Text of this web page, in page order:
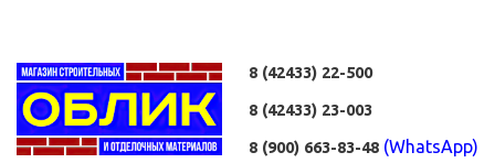
8 (42433) 22-500
8 (42433) 23-003
8 (900) 663-83-48 (WhatsApp)